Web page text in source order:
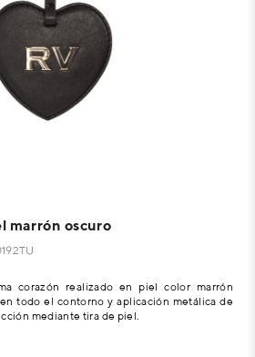
marrón oscuro
corazón realizado en piel color marrón
todo el contorno y aplicación metálica de
mediante tira de piel.